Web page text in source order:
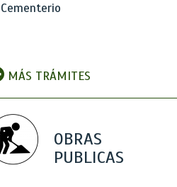
Cementerio
MÁS TRÁMITES
OBRAS
PUBLICAS